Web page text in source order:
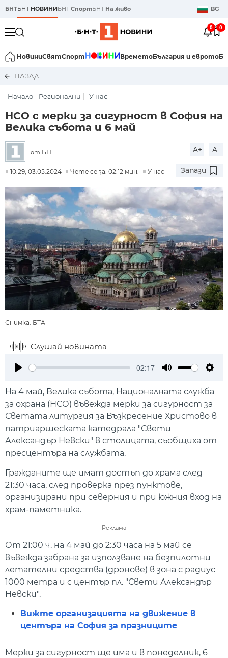
БНТБНТ НОВИНИБНТСпортБНТ На живо BG
0 0
НовиниСвятСпорт ВреметоБългария и еврото
НАЗАД
Начало Регионални У нас
НСО с мерки за сигурност в София на
Велика събота и 6 май
от БНТ A+ A-
10:29, 03.05.2024 Чете се за: 02:12 мин. У нас Запази
Снимка: БТА
Слушай новината
-02:17
На 4 май, Велика събота, Националната служба
за охрана (НСО) въвежда мерки за сигурност за
Светата литургия за Възкресение Христово в
патриаршеската катедрала "Свети
Александър Невски" в столицата, съобщиха от
пресцентъра на службата.
Гражданите ще имат достъп до храма след
21:30 часа, след проверка през пунктове,
организирани при северния и при южния вход на
храм-паметника.
Реклама
От 21:00 ч. на 4 май до 2:30 часа на 5 май се
въвежда забрана за използване на безпилотни
летателни средства (дронове) в зона с радиус
1000 метра и с център пл. "Свети Александър
Невски".
Вижте организацията на движение в
центъра на София за празниците
Мерки за сигурност ще има и в понеделник, 6